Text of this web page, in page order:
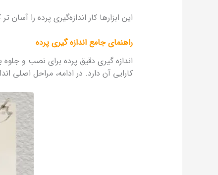
این ابزارها کار اندازه‌گیری پرده را
راهنمای جامع اندازه‌ گیری پرده
اندازه‌ گیری دقیق پرده برای نصب و
کارایی آن دارد. در ادامه، مراحل اصلی